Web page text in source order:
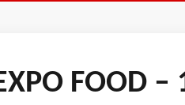
FOOD